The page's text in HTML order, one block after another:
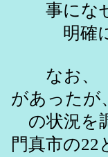
事になぜ
明確に
なお、「
があったが
の状況を
門真市の22